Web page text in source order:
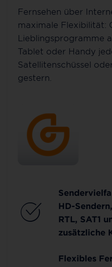
Fernsehen über
maximale Flexibilität:
Lieblingsprogramme
Tablet oder Handy
Satellitenschüssel
gestern.
HD-
RTL, SAT1
zusätzliche
Flexibles